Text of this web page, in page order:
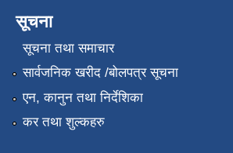
सूचना
सूचना तथा समाचार
सार्वजनिक खरीद /बोलपत्र सूचना
एन, कानुन तथा निर्देशिका
कर तथा शुल्कहरु